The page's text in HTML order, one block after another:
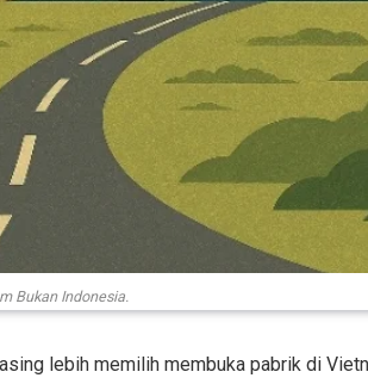
Bukan Indonesia.
lebih memilih membuka pabrik di